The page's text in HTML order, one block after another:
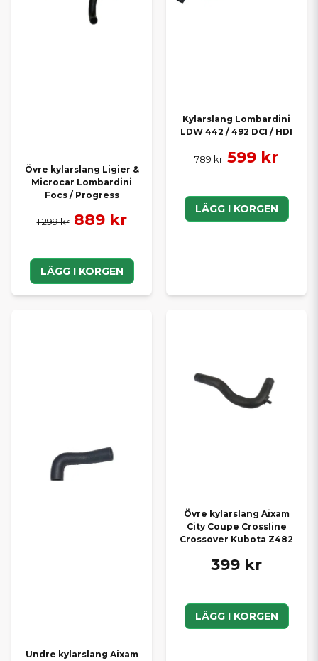
Övre kylarslang Ligier &
Microcar Lombardini
Focs / Progress
1 299 kr 889 kr
LÄGG I KORGEN
Kylarslang Lombardini
LDW 442 / 492 DCI / HDI
789 kr 599 kr
LÄGG I KORGEN
Undre kylarslang Aixam
Övre kylarslang Aixam
City Coupe Crossline
Crossover Kubota Z482
399 kr
LÄGG I KORGEN